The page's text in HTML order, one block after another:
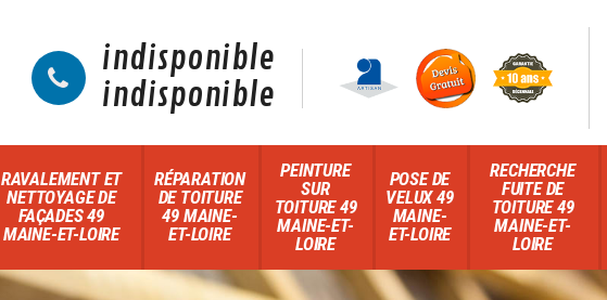
indisponible
indisponible
RAVALEMENT ET
NETTOYAGE DE
FAÇADES 49
MAINE-ET-LOIRE
RÉPARATION
DE TOITURE
49 MAINE-
ET-LOIRE
PEINTURE
SUR
TOITURE 49
MAINE-ET-
LOIRE
POSE DE
VELUX 49
MAINE-
ET-LOIRE
RECHERCHE
FUITE DE
TOITURE 49
MAINE-ET-
LOIRE